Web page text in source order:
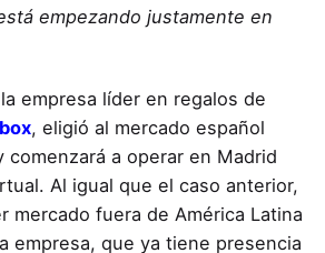
empezando justamente en
empresa líder en regalos de
, eligió al mercado español
comenzará a operar en Madrid
Al igual que el caso anterior,
mercado fuera de América Latina
empresa, que ya tiene presencia